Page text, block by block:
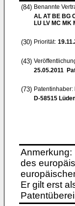
(84) Benannte
AL AT BE BG
LU LV MC MK
(30) Priorität:
(43)
25.05.2011
(73) Patentinhaber:
D-58515
Anmerkung:
des
Er gilt erst